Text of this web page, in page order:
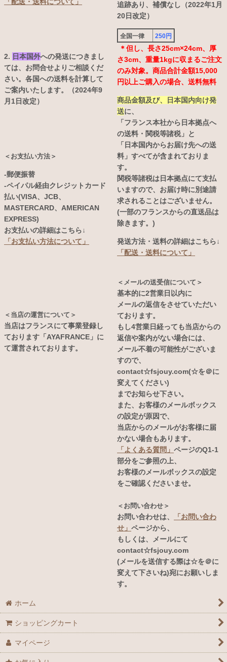
2. 日本国外への発送につきまし
ては、お問合せよりご相談くだ
さい。各国への送料を計算して
ご案内いたします。（2024年9
月1日改定）
＜お支払い方法＞
-郵便振替
-ペイパル経由クレジットカード
払い(VISA、JCB、
MASTERCARD、AMERICAN
EXPRESS)
お支払いの詳細はこちら↓
「お支払い方法について」
＜当店の運営について＞
当店はフランスにて事業登録し
ております「AYAFRANCE」に
て運営されております。
追跡あり、補償なし（2022年1月
20日改定）
全国一律 250円
＊但し、長さ25cm×24cm、厚
さ3cm、重量1kgに収まるご注文
のみ対象。商品合計金額15,000
円以上ご購入の場合、送料無料
商品金額及び、日本国内向け発
送に、
「フランス本社から日本拠点へ
の送料・関税等諸税」と
「日本国内からお届け先への送
料」すべてが含まれておりま
す。
関税等諸税は日本拠点にて支払
いますので、お届け時に別途請
求されることはございません。
(一部のフランスからの直送品は
除きます。)
発送方法・送料の詳細はこちら↓
「配送・送料について」
＜メールの送受信について＞
基本的に2営業日以内に
メールの返信をさせていただい
ております。
もし4営業日経っても当店からの
返信や案内がない場合には、
メール不着の可能性がございま
すので、
contact☆fsjouy.com(☆を＠に
変えてください)
までお知らせ下さい。
また、お客様のメールボックス
の設定が原因で、
当店からのメールがお客様に届
かない場合もあります。
「よくある質問」 ページのQ1-1
部分をご参照の上、
お客様のメールボックスの設定
をご確認くださいませ。
＜お問い合わせ＞
お問い合わせは、
「お問い合わ
せ」 ページから、
もしくは、メールにて
contact☆fsjouy.com
(メールを送信する際は☆を＠に
変えて下さいね)宛にお願いしま
す。
ホーム
ショッピングカート
マイページ